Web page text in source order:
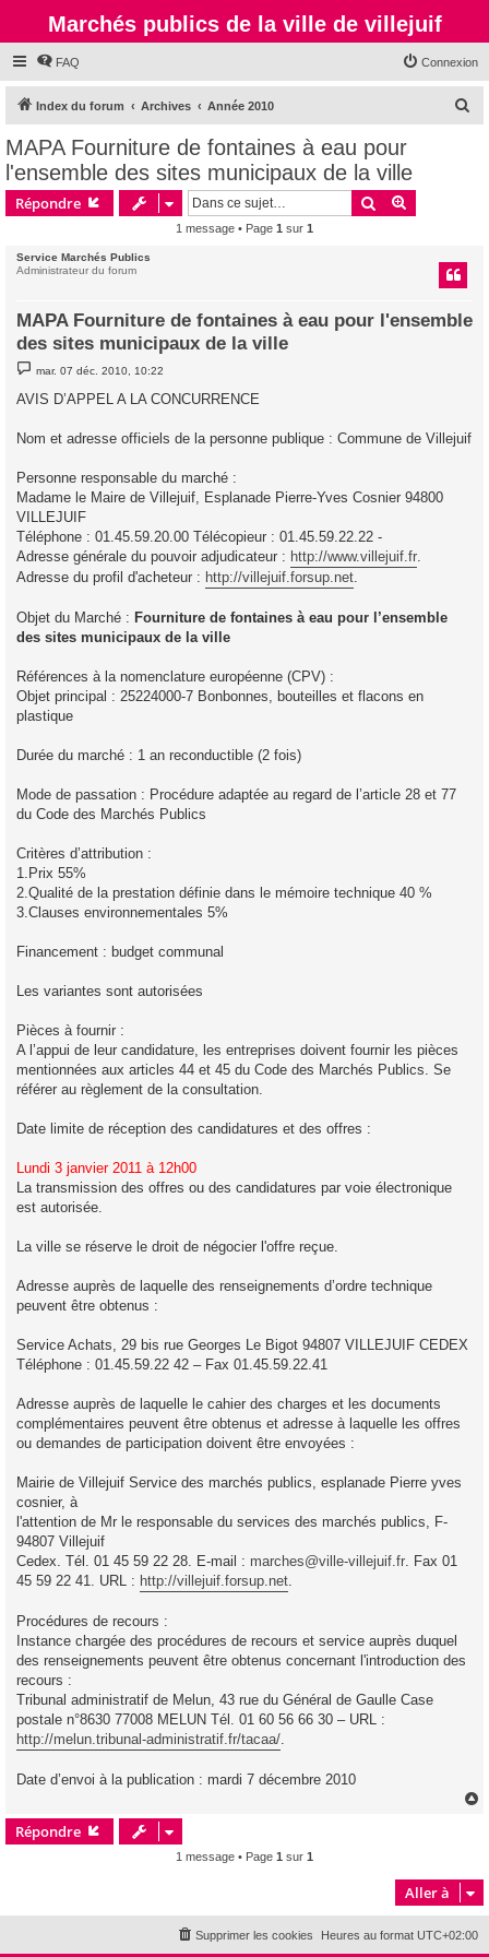
Marchés publics de la ville de villejuif
FAQ Connexion
Index du forum Archives Année 2010
MAPA Fourniture de fontaines à eau pour
l'ensemble des sites municipaux de la ville
Répondre Rechercher
1 message • Page 1 sur 1
Service Marchés Publics
Administrateur du forum
MAPA Fourniture de fontaines à eau pour l'ensemble
des sites municipaux de la ville
e
s
s
e
mar. 07 déc. 2010, 10:22
AVIS D’APPEL A LA CONCURRENCE
Nom et adresse officiels de la personne publique : Commune de Villejuif
Personne responsable du marché :
Madame le Maire de Villejuif, Esplanade Pierre-Yves Cosnier 94800
VILLEJUIF
Téléphone : 01.45.59.20.00 Télécopieur : 01.45.59.22.22 -
Adresse générale du pouvoir adjudicateur : http://www.villejuif.fr.
Adresse du profil d'acheteur : http://villejuif.forsup.net.
Objet du Marché : Fourniture de fontaines à eau pour l’ensemble
des sites municipaux de la ville
Références à la nomenclature européenne (CPV) :
Objet principal : 25224000-7 Bonbonnes, bouteilles et flacons en
plastique
Durée du marché : 1 an reconductible (2 fois)
Mode de passation : Procédure adaptée au regard de l’article 28 et 77
du Code des Marchés Publics
Critères d’attribution :
1.Prix 55%
2.Qualité de la prestation définie dans le mémoire technique 40 %
3.Clauses environnementales 5%
Financement : budget communal
Les variantes sont autorisées
Pièces à fournir :
A l’appui de leur candidature, les entreprises doivent fournir les pièces
mentionnées aux articles 44 et 45 du Code des Marchés Publics. Se
référer au règlement de la consultation.
Date limite de réception des candidatures et des offres :
Lundi 3 janvier 2011 à 12h00
La transmission des offres ou des candidatures par voie électronique
est autorisée.
La ville se réserve le droit de négocier l'offre reçue.
Adresse auprès de laquelle des renseignements d’ordre technique
peuvent être obtenus :
Service Achats, 29 bis rue Georges Le Bigot 94807 VILLEJUIF CEDEX
Téléphone : 01.45.59.22 42 – Fax 01.45.59.22.41
Adresse auprès de laquelle le cahier des charges et les documents
complémentaires peuvent être obtenus et adresse à laquelle les offres
ou demandes de participation doivent être envoyées :
Mairie de Villejuif Service des marchés publics, esplanade Pierre yves
cosnier, à
l'attention de Mr le responsable du services des marchés publics, F-
94807 Villejuif
Cedex. Tél. 01 45 59 22 28. E-mail : marches@ville-villejuif.fr. Fax 01
45 59 22 41. URL : http://villejuif.forsup.net.
Procédures de recours :
Instance chargée des procédures de recours et service auprès duquel
des renseignements peuvent être obtenus concernant l'introduction des
recours :
Tribunal administratif de Melun, 43 rue du Général de Gaulle Case
postale n°8630 77008 MELUN Tél. 01 60 56 66 30 – URL :
http://melun.tribunal-administratif.fr/tacaa/.
Date d’envoi à la publication : mardi 7 décembre 2010
Répondre
1 message • Page 1 sur 1
Aller à
Heures au format UTC+02:00
Supprimer les cookies